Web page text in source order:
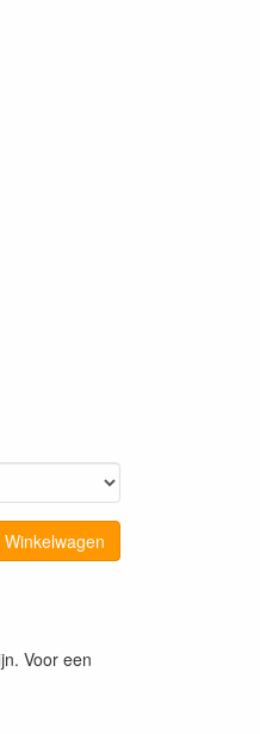
Winkelwagen
Voor een